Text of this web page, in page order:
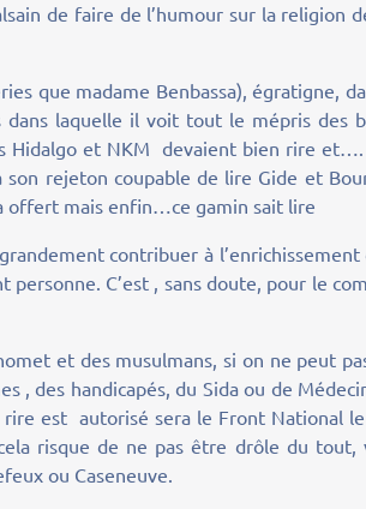
de faire de l’humour sur la religion
que madame Benbassa), égratigne,
dans laquelle il voit tout le mépris des
Hidalgo et NKM devaient bien rire
son rejeton coupable de lire Gide et
offert mais enfin…ce gamin sait lire
contribuer à l’enrichissement
C’est , sans doute, pour le
et des musulmans, si on ne peut
, des handicapés, du Sida ou de
est autorisé sera le Front National
risque de ne pas être drôle du tout,
ou Caseneuve.